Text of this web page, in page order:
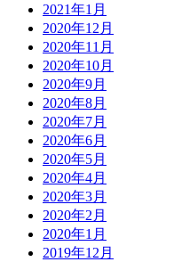
2021年1月
2020年12月
2020年11月
2020年10月
2020年9月
2020年8月
2020年7月
2020年6月
2020年5月
2020年4月
2020年3月
2020年2月
2020年1月
2019年12月